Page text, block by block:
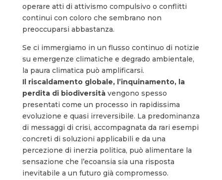
operare atti di attivismo compulsivo o conflitti
continui con coloro che sembrano non
preoccuparsi abbastanza.
Se ci immergiamo in un flusso continuo di notizie
su emergenze climatiche e degrado ambientale,
la paura climatica può amplificarsi.
Il riscaldamento globale, l’inquinamento, la
perdita di biodiversitàvengono spesso
presentati come un processo in rapidissima
evoluzione e quasi irreversibile. La predominanza
di messaggi di crisi, accompagnata da rari esempi
concreti di soluzioni applicabili e da una
percezione di inerzia politica, può alimentare la
sensazione che l’ecoansia sia una risposta
inevitabile a un futuro già compromesso.